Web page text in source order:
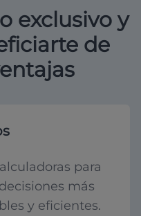
exclusivo y
de
para
más
y eficientes.